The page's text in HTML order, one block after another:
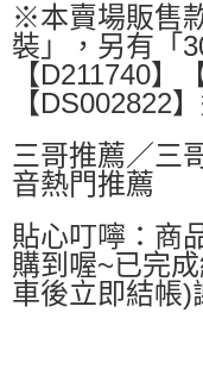
※本賣場販售
裝」，另有「
【D211740】
【DS002822
三哥推薦／三
音熱門推薦
貼心叮嚀：商
購到喔~已完
車後立即結帳)